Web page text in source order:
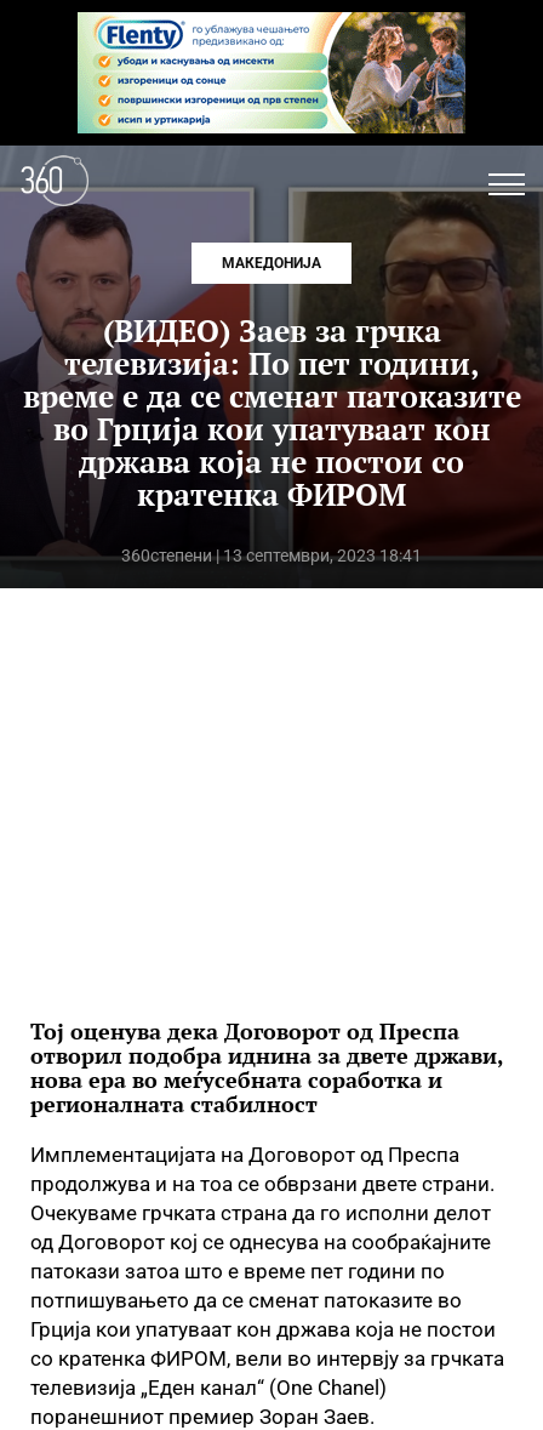
МАКЕДОНИЈА
(ВИДЕО) Заев за грчка
телевизија: По пет години,
време е да се сменат патоказите
во Грција кои упатуваат кон
држава која не постои со
кратенка ФИРОМ
360степени| 13 септември, 2023 18:41
Тој оценува дека Договорот од Преспа
отворил подобра иднина за двете држави,
нова ера во меѓусебната соработка и
регионалната стабилност
Имплементацијата на Договорот од Преспа
продолжува и на тоа се обврзани двете страни.
Очекуваме грчката страна да го исполни делот
од Договорот кој се однесува на сообраќајните
патокази затоа што е време пет години по
потпишувањето да се сменат патоказите во
Грција кои упатуваат кон држава која не постои
со кратенка ФИРОМ, вели во интервју за грчката
телевизија „Еден канал“ (One Chanel)
поранешниот премиер Зоран Заев.